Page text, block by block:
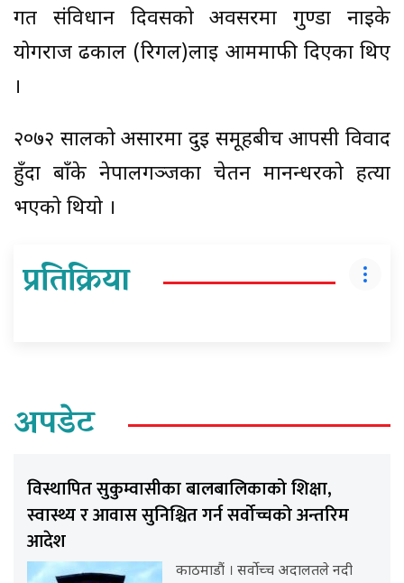
गत संविधान दिवसको अवसरमा गुण्डा नाइके
योगराज ढकाल (रिगल)लाई आममाफी दिएका थिए
।
२०७२ सालको असारमा दुई समूहबीच आपसी विवाद
हुँदा बाँके नेपालगञ्जका चेतन मानन्धरको हत्या
भएको थियो ।
प्रतिक्रिया
अपडेट
विस्थापित सुकुम्वासीका बालबालिकाको शिक्षा,
स्वास्थ्य र आवास सुनिश्चित गर्न सर्वोच्चको अन्तरिम
आदेश
काठमाडौं । सर्वोच्च अदालतले नदी